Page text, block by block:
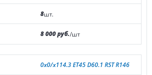
8шт.
8 000 руб./шт
0x0/x114.3 ET45 D60.1 RST R146